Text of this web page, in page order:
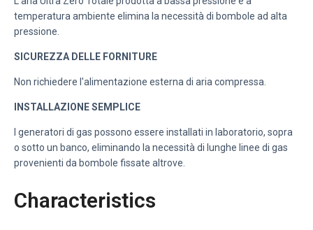
temperatura ambiente elimina la necessità di bombole ad alta
pressione.
SICUREZZA DELLE FORNITURE
Non richiedere l'alimentazione esterna di aria compressa.
INSTALLAZIONE SEMPLICE
I generatori di gas possono essere installati in laboratorio, sopra
o sotto un banco, eliminando la necessità di lunghe linee di gas
provenienti da bombole fissate altrove.
Characteristics